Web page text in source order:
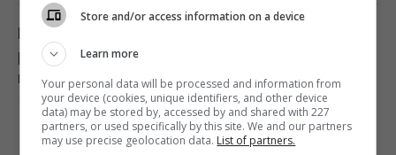
Куди з полиць магазинів зникла популярна
риба івасі і чому українці її більше не
побачать
18:35 неділя, 09 серпня 2026
Store and/or access information on a device
Learn more
Your personal data will be processed and information from
your device (cookies, unique identifiers, and other device
data) may be stored by, accessed by and shared with 227
partners, or used specifically by this site. We and our partners
may use precise geolocation data. List of partners.